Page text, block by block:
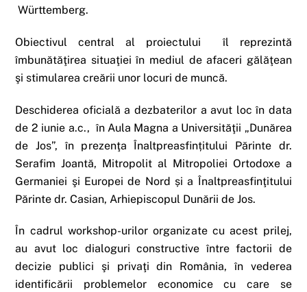
Württemberg.
Obiectivul central al proiectului îl reprezintă
îmbunătăţirea situaţiei în mediul de afaceri gălăţean
şi stimularea creării unor locuri de muncă.
Deschiderea oficială a dezbaterilor a avut loc în data
de 2 iunie a.c., în Aula Magna a Universităţii „Dunărea
de Jos”, în prezenţa Înaltpreasfințitului Părinte dr.
Serafim Joantă, Mitropolit al Mitropoliei Ortodoxe a
Germaniei şi Europei de Nord și a Înaltpreasfinţitului
Părinte dr. Casian, Arhiepiscopul Dunării de Jos.
În cadrul workshop-urilor organizate cu acest prilej,
au avut loc dialoguri constructive între factorii de
decizie publici şi privaţi din România, în vederea
identificării problemelor economice cu care se